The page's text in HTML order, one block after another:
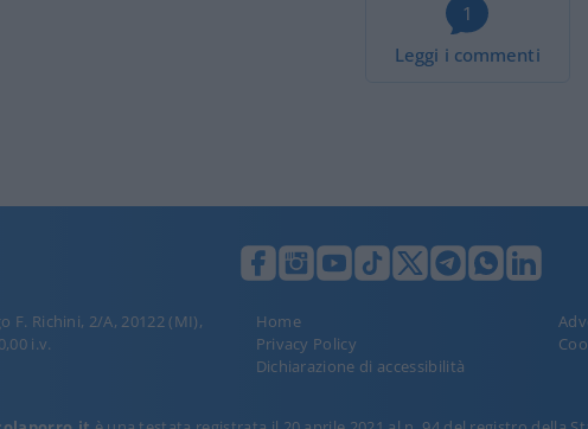
1
Leggi i commenti
F. Richini, 2/A, 20122 (MI),
i.v.
Home
Privacy Policy
Dichiarazione di accessibilità